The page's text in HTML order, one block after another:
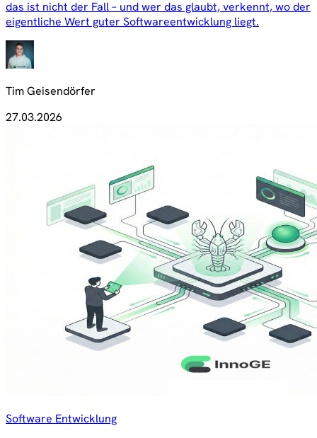
das ist nicht der Fall – und wer das glaubt, verkennt, wo der
eigentliche Wert guter Softwareentwicklung liegt.
Tim Geisendörfer
27.03.2026
Software Entwicklung